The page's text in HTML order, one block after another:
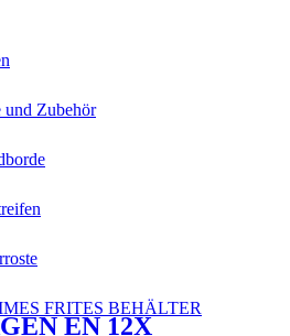
und Zubehör
FRITES BEHÄLTER
EN 12X